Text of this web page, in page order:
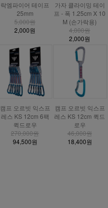
락엠파이어 테이프
25mm
5,000원
2,000원
가자 클라이밍 테이
프 - 폭 1.25cm X 10
M (손가락용)
4,000원
2,000원
캠프 오르빗 익스프
레스 KS 12cm 6팩
퀵드로우
270,000원
94,500원
캠프 오르빗 익스프
레스 KS 12cm 퀵드
로우
46,000원
18,400원